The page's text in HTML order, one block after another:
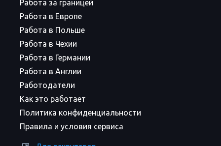
Работа за границей
Работа в Европе
Работа в Польше
Работа в Чехии
Работа в Германии
Работа в Англии
Работодатели
Как это работает
Политика конфиденциальности
Правила и условия сервиса